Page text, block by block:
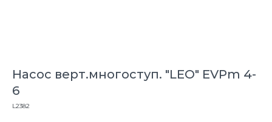
Насос верт.многоступ. "LEO" EVPm 4-
6
L2382